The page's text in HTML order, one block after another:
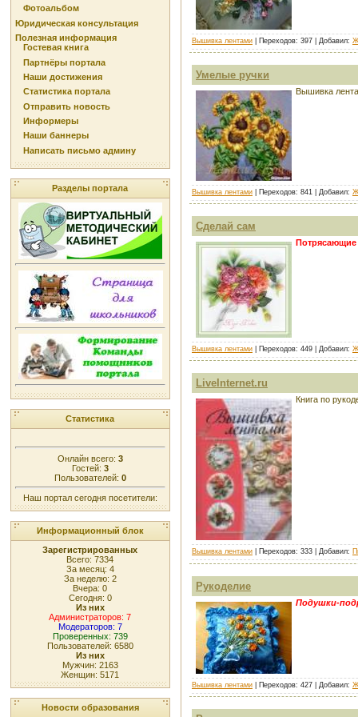
Фотоальбом
Юридическая консультация
Полезная информация
Гостевая книга
Партнёры портала
Наши достижения
Статистика портала
Отправить новость
Информеры
Наши баннеры
Написать письмо админу
Разделы портала
Статистика
Онлайн всего: 3
Гостей: 3
Пользователей: 0
Наш портал сегодня посетители:
Информационный блок
Зарегистрированных
Всего: 7334
За месяц: 4
За неделю: 2
Вчера: 0
Сегодня: 0
Из них
Администраторов: 7
Модераторов: 7
Проверенных: 739
Пользователей: 6580
Из них
Мужчин: 2163
Женщин: 5171
Новости образования
Вышивка лентами | Переходов: 397 | Добавил:
Умелые ручки
Вышивка
Вышивка лентами | Переходов: 841 | Добавил:
Сделай сам
Потрясающие
Вышивка лентами | Переходов: 449 | Добавил:
LiveInternet.ru
Книга по
Вышивка лентами | Переходов: 333 | Добавил:
Рукоделие
Подушки-
Вышивка лентами | Переходов: 427 | Добавил: